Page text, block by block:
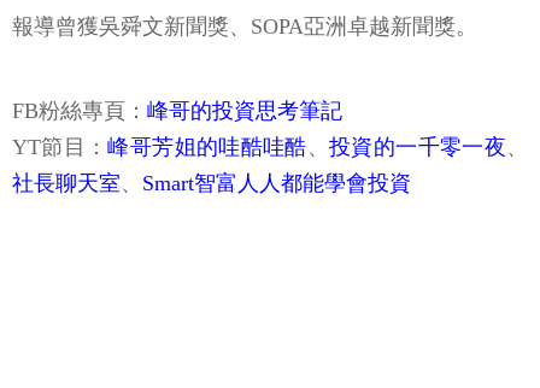
報導曾獲吳舜文新聞獎、SOPA亞洲卓越新聞獎。
FB粉絲專頁： 峰哥的投資思考筆記
YT節目：峰哥芳姐的哇酷哇酷、投資的一千零一夜、
社長聊天室、 Smart智富人人都能學會投資